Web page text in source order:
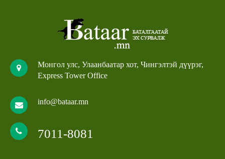
Монгол улс, Улаанбаатар хот, Чингэлтэй дүүрэг,
Express Tower Office
info@bataar.mn
7011-8081